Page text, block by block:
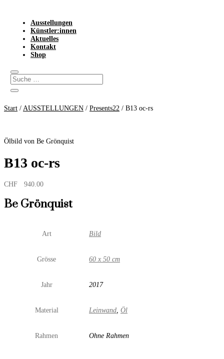
Ausstellungen
Künstler:innen
Aktuelles
Kontakt
Shop
Start / AUSSTELLUNGEN / Presents22 / B13 oc-rs
Ölbild von Be Grönquist
B13 oc-rs
CHF 940.00
Be Grönquist
Art Bild
Grösse 60 x 50 cm
Jahr 2017
Material Leinwand Öl
Rahmen Ohne Rahmen